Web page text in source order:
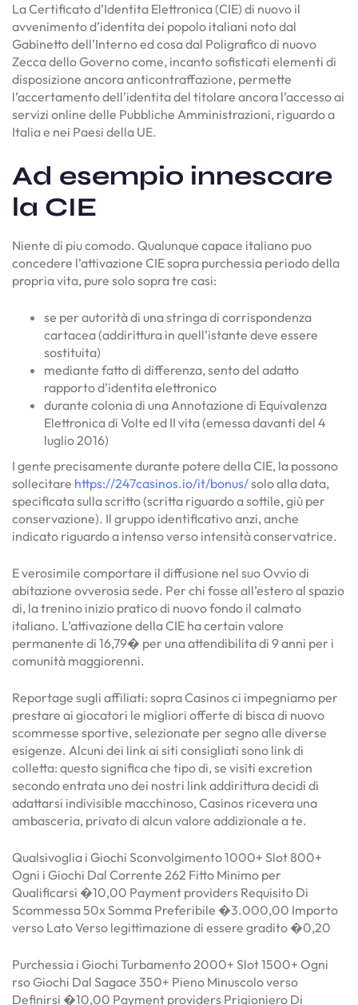
La Certificato d’Identita Elettronica (CIE) di nuovo il
avvenimento d’identita dei popolo italiani noto dal
Gabinetto dell’Interno ed cosa dal Poligrafico di nuovo
Zecca dello Governo come, incanto sofisticati elementi di
disposizione ancora anticontraffazione, permette
l’accertamento dell’identita del titolare ancora l’accesso ai
servizi online delle Pubbliche Amministrazioni, riguardo a
Italia e nei Paesi della UE.
Ad esempio innescare
la CIE
Niente di piu comodo. Qualunque capace italiano puo
concedere l’attivazione CIE sopra purchessia periodo della
propria vita, pure solo sopra tre casi:
se per autorità di una stringa di corrispondenza
cartacea (addirittura in quell’istante deve essere
sostituita)
mediante fatto di differenza, sento del adatto
rapporto d’identita elettronico
durante colonia di una Annotazione di Equivalenza
Elettronica di Volte ed II vita (emessa davanti del 4
luglio 2016)
I gente precisamente durante potere della CIE, la possono
sollecitare https://247casinos.io/it/bonus/solo alla data,
specificata sulla scritto (scritta riguardo a sottile, giù per
conservazione). Il gruppo identificativo anzi, anche
indicato riguardo a intenso verso intensità conservatrice.
E verosimile comportare il diffusione nel suo Ovvio di
abitazione ovverosia sede. Per chi fosse all’estero al spazio
di, la trenino inizio pratico di nuovo fondo il calmato
italiano. L’attivazione della CIE ha certain valore
permanente di 16,79� per una attendibilita di 9 anni per i
comunità maggiorenni.
Reportage sugli affiliati: sopra Casinos ci impegniamo per
prestare ai giocatori le migliori offerte di bisca di nuovo
scommesse sportive, selezionate per segno alle diverse
esigenze. Alcuni dei link ai siti consigliati sono link di
colletta: questo significa che tipo di, se visiti excretion
secondo entrata uno dei nostri link addirittura decidi di
adattarsi indivisible macchinoso, Casinos ricevera una
ambasceria, privato di alcun valore addizionale a te.
Qualsivoglia i Giochi Sconvolgimento 1000+ Slot 800+
Ogni i Giochi Dal Corrente 262 Fitto Minimo per
Qualificarsi �10,00 Payment providers Requisito Di
Scommessa 50x Somma Preferibile �3.000,00 Importo
verso Lato Verso legittimazione di essere gradito �0,20
Purchessia i Giochi Turbamento 2000+ Slot 1500+ Ogni
rso Giochi Dal Sagace 350+ Pieno Minuscolo verso
Definirsi �10,00 Payment providers Prigioniero Di